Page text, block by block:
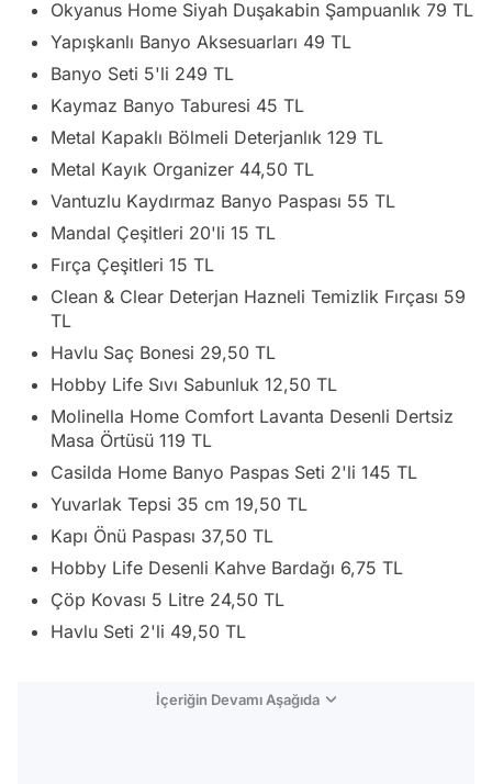
Okyanus Home Siyah Duşakabin Şampuanlık 79 TL
Yapışkanlı Banyo Aksesuarları 49 TL
Banyo Seti 5'li 249 TL
Kaymaz Banyo Taburesi 45 TL
Metal Kapaklı Bölmeli Deterjanlık 129 TL
Metal Kayık Organizer 44,50 TL
Vantuzlu Kaydırmaz Banyo Paspası 55 TL
Mandal Çeşitleri 20'li 15 TL
Fırça Çeşitleri 15 TL
Clean & Clear Deterjan Hazneli Temizlik Fırçası 59
TL
Havlu Saç Bonesi 29,50 TL
Hobby Life Sıvı Sabunluk 12,50 TL
Molinella Home Comfort Lavanta Desenli Dertsiz
Masa Örtüsü 119 TL
Casilda Home Banyo Paspas Seti 2'li 145 TL
Yuvarlak Tepsi 35 cm 19,50 TL
Kapı Önü Paspası 37,50 TL
Hobby Life Desenli Kahve Bardağı 6,75 TL
Çöp Kovası 5 Litre 24,50 TL
Havlu Seti 2'li 49,50 TL
İçeriğin Devamı Aşağıda